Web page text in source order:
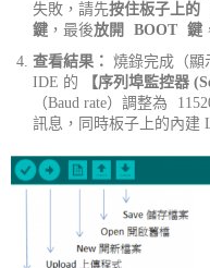
失敗，請先按住板子上的
鍵 ，最後放開 BOOT 鍵
查看結果： 燒錄完成（顯
IDE 的
【序列埠監控器
（Baud rate）調整為
訊息，同時板子上的內建